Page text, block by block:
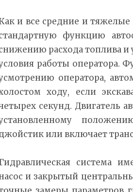
и все средние и тяжелые
функцию
расхода топлива
работы оператора.
оператора,
ходу, если
секунд. Двигатель
или включает
система
и закрытый